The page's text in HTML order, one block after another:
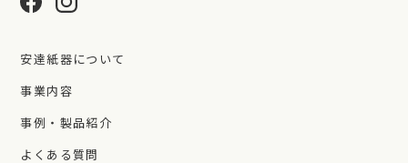
安達紙器について
事業内容
事例・製品紹介
よくある質問